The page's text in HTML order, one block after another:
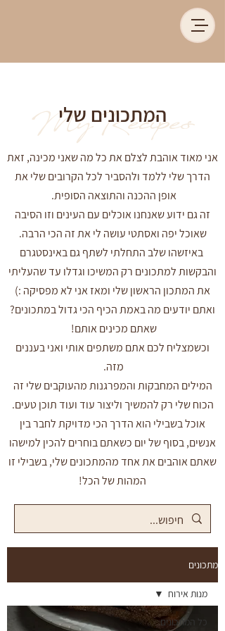
My Recipes
המתכונים שלי
אני מאוד אוהבת לצלם את כל מה שאני מכינה, זאת
הדרך שלי ללמד ולהסביר לכל הקרובים שלי את
אופן ההכנה והתוצאה הסופית.
זה גם ידוע שאנחנו אוכלים עם העינים וזו הסיבה
שאוכל יפה ואסתטי עושה לי את זה הכי הרבה.
באיזשהו שלב התחלתי לשתף גם באינסטגרם
והבקשות למתכונים רק המשיכו וגדלו עד שהעליתי
את המתכון הראשון שלי ומאז אני לא מפסיקה :)
ואתם יודעים מה באמת הכיף הכי גדול במתכונים?
שאתם מכינים אותם!
וכשמצליח לכם אתם משתפים אותי ואני בעננים
מזה.
המילים המחבקות והמפרגנות מהעוקבים שלי זה
הכוח שלי רק להמשיך וליצור עוד ועוד תוכן טעים.
אוכל בשבילי הוא הדרך הכי מדויקת לחבר בין
אנשים, בסוף של יום כשאתם בוחרים להכין למישהו
שאתם אוהבים את אחד מהמתכונים שלי, בשבילי זו
המהות של הכל!
מתכונים
כל המתכונים
מנות אירוח